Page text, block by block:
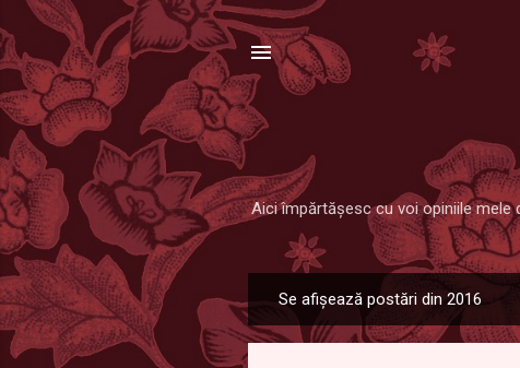
Aici împărtăşesc cu voi opiniile mele
o
Se afișează postări din 2016